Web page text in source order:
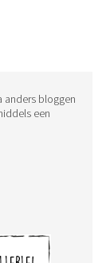
anders bloggen
een